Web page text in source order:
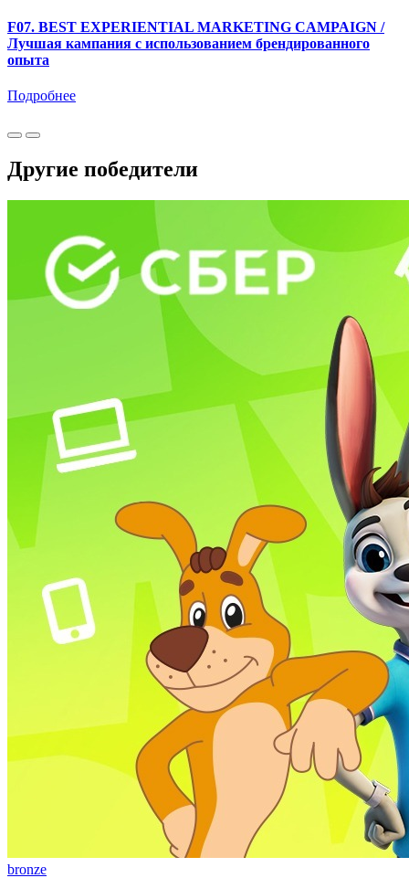
F07. BEST EXPERIENTIAL MARKETING CAMPAIGN /
Лучшая кампания с использованием брендированного
опыта
Подробнее
Другие победители
bronze